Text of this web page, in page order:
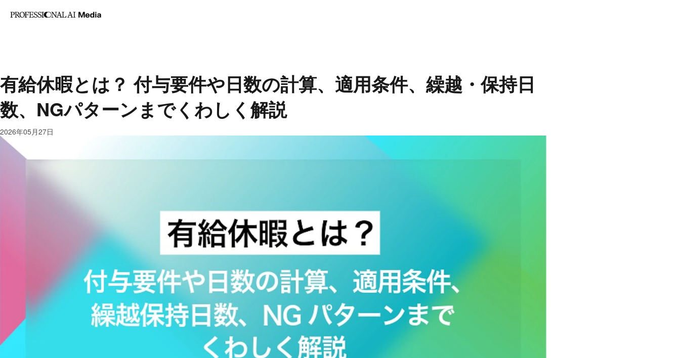
有給休暇とは？ 付与要件や日数の計算、適用条件、繰越・保持日
数、NGパターンまでくわしく解説
2026年05月27日